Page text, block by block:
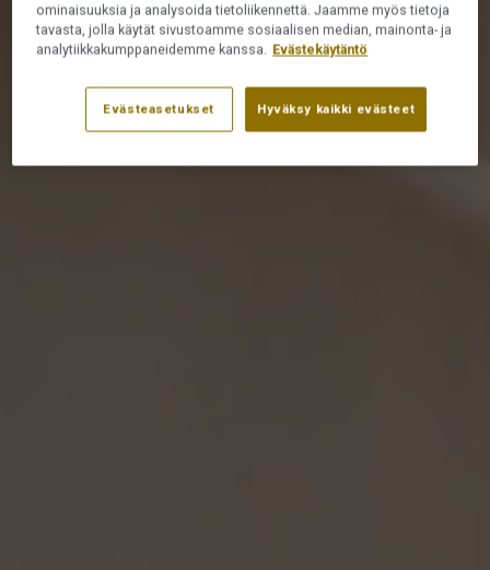
ominaisuuksia ja analysoida tietoliikennettä. Jaamme myös tietoja
tavasta, jolla käytät sivustoamme sosiaalisen median, mainonta- ja
analytiikkakumppaneidemme kanssa. Evästekäytäntö
Evästeasetukset Hyväksy kaikki evästeet